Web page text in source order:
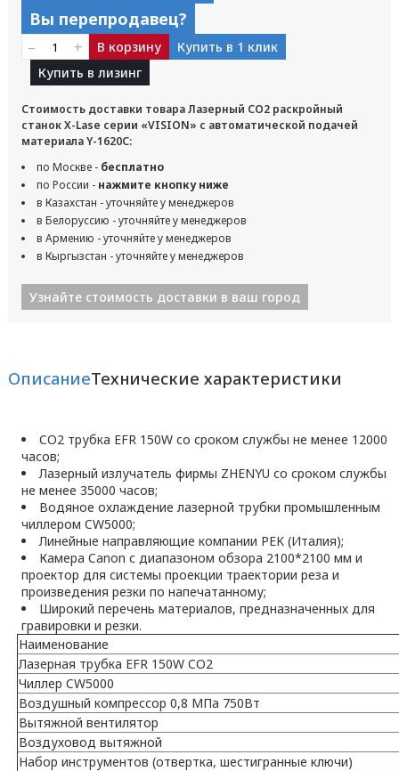
Вы перепродавец?
– + В корзину
Купить в 1 клик
Купить в лизинг
Стоимость доставки товара Лазерный CO2 раскройный
станок X-Lase серии «VISION» с автоматической подачей
материала Y-1620C:
по Москве - бесплатно
по России - нажмите кнопку ниже
в Казахстан - уточняйте у менеджеров
в Белоруссию - уточняйте у менеджеров
в Армению - уточняйте у менеджеров
в Кыргызстан - уточняйте у менеджеров
Узнайте стоимость доставки в ваш город
ОписаниеТехнические характеристики
CO2 трубка EFR 150W со сроком службы не менее 12000
часов;
Лазерный излучатель фирмы ZHENYU со сроком службы
не менее 35000 часов;
Водяное охлаждение лазерной трубки промышленным
чиллером CW5000;
Линейные направляющие компании PEK (Италия);
Камера Canon с диапазоном обзора 2100*2100 мм и
проектор для системы проекции траектории реза и
произведения резки по напечатанному;
Широкий перечень материалов, предназначенных для
гравировки и резки.
Наименование
Лазерная трубка EFR 150W CO2
Чиллер CW5000
Воздушный компрессор 0,8 МПа 750Вт
Вытяжной вентилятор
Воздуховод вытяжной
Набор инструментов (отвертка, шестигранные ключи)